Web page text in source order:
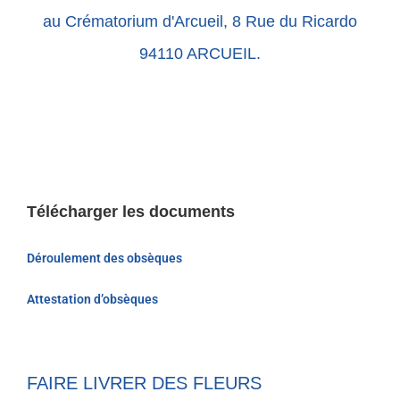
au Crématorium d'Arcueil, 8 Rue du Ricardo
94110 ARCUEIL.
Télécharger les documents
Déroulement des obsèques
Attestation d’obsèques
FAIRE LIVRER DES FLEURS